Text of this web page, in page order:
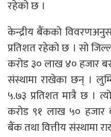
रहेको छ ।
केन्द्रीय बैंकको
प्रतिशत रहेको छ । सो
करोड ३० लाख ४० हजार
संस्थामा राखेका छन् ।
५.७३ प्रतिशत मात्रै छ
करोड ९१ लाख ५० हजार
बैंक तथा वित्तीय संस्थामा